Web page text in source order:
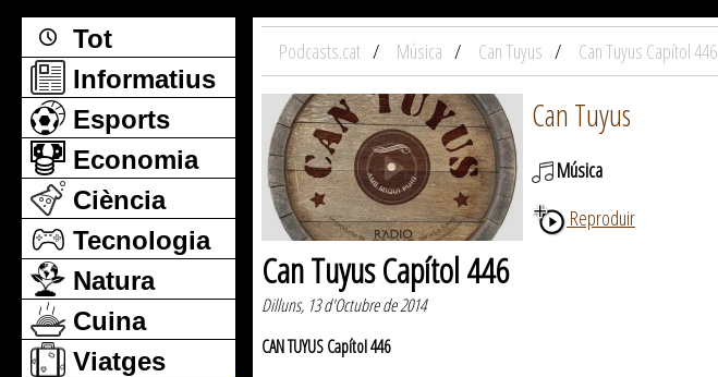
Tot
Informatius
Esports
Economia
Ciència
Tecnologia
Natura
Cuina
Viatges
Podcasts.cat Música Can Tuyus Can Tuyus Capítol 446
Can Tuyus
Música
Reproduir
Can Tuyus Capítol 446
Dilluns, 13 d'Octubre de 2014
CAN TUYUS Capítol 446